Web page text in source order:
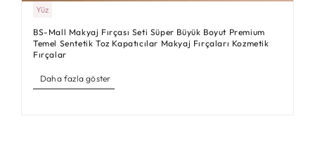
Yüz
BS-Mall Makyaj Fırçası Seti Süper Büyük Boyut Premium
Temel Sentetik Toz Kapatıcılar Makyaj Fırçaları Kozmetik
Fırçalar
Daha fazla göster